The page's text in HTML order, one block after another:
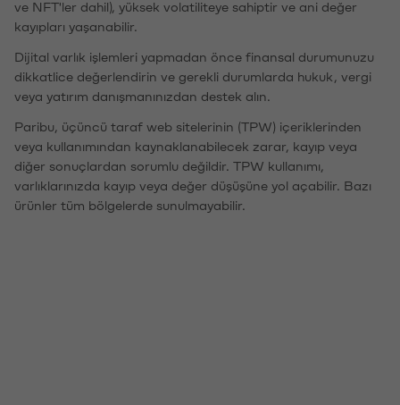
ve NFT'ler dahil), yüksek volatiliteye sahiptir ve ani değer
kayıpları yaşanabilir.
Dijital varlık işlemleri yapmadan önce finansal durumunuzu
dikkatlice değerlendirin ve gerekli durumlarda hukuk, vergi
veya yatırım danışmanınızdan destek alın.
Paribu, üçüncü taraf web sitelerinin (TPW) içeriklerinden
veya kullanımından kaynaklanabilecek zarar, kayıp veya
diğer sonuçlardan sorumlu değildir. TPW kullanımı,
varlıklarınızda kayıp veya değer düşüşüne yol açabilir. Bazı
ürünler tüm bölgelerde sunulmayabilir.